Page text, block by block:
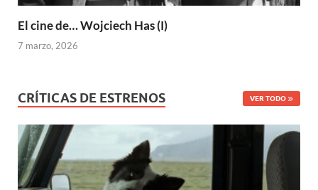
El cine de… Wojciech Has (I)
7 marzo, 2026
CRÍTICAS DE ESTRENOS VER TODO